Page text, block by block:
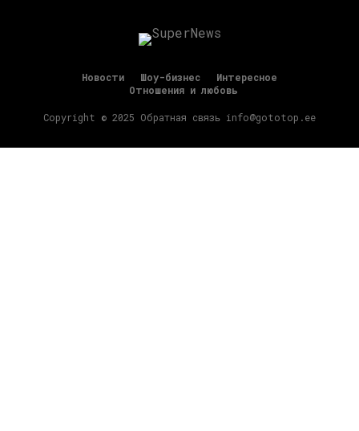
Новости Шоу-бизнес
Интересное
Отношения и любовь
Copyright © 2025 Обратная связь info@gototop.ee